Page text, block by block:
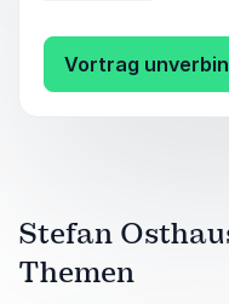
Doch was
Geheimnisse
Vortrag
Stefan
Themen